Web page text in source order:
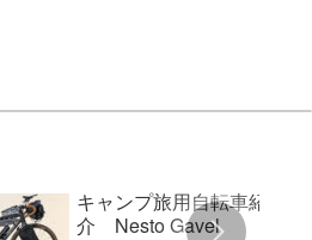
キャンプ旅用自転車紹
介 Nesto Gavel